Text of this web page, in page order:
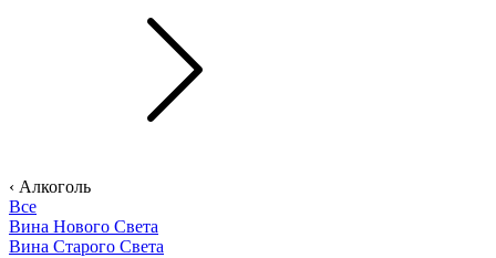
‹ Алкоголь
Все
Вина Нового Света
Вина Старого Света